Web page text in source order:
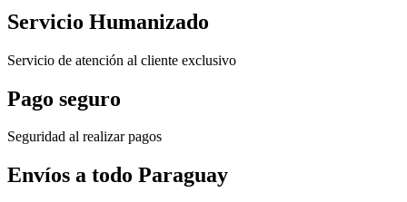
Servicio Humanizado
Servicio de atención al cliente exclusivo
Pago seguro
Seguridad al realizar pagos
Envíos a todo Paraguay